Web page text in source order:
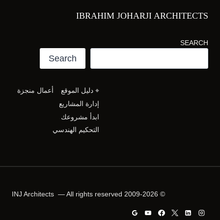
IBRAHIM JOHARJI ARCHITECTS
SEARCH
Search
⌖ دليل الموقع
أعمال منجزة
إدارة المشاريع
ابدأ مشروعك
التحكيم الهندسي
© 2009-2026 INJ Architects — All rights reserved